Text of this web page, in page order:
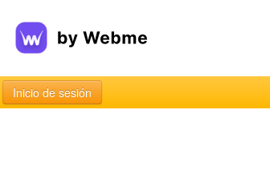
Inicio de sesión